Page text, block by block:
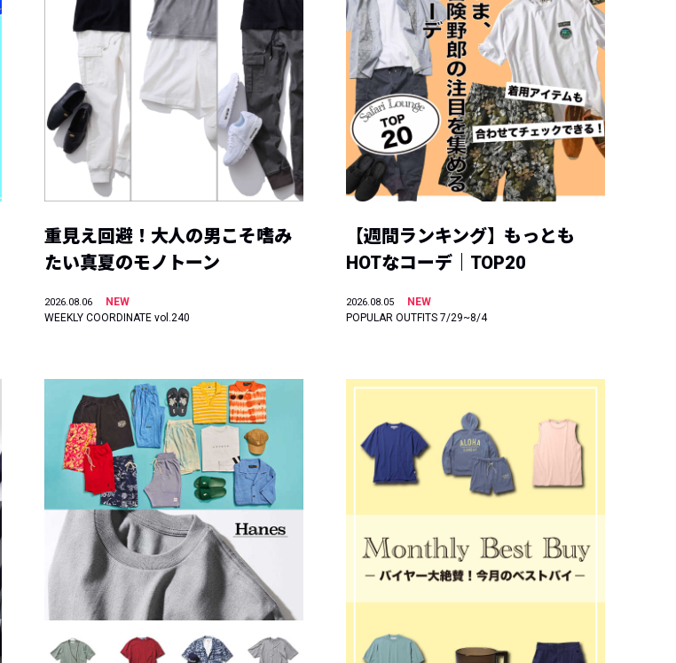
重見え回避！大人の男こそ嗜み
たい真夏のモノトーン
2026.08.06
NEW
WEEKLY COORDINATE vol.240
【週間ランキング】もっとも
HOTなコーデ｜TOP20
2026.08.05
NEW
POPULAR OUTFITS 7/29~8/4